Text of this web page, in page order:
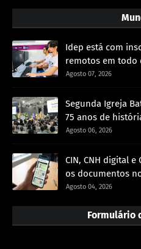
Idep está com
remotos em todo
Agosto 07, 2026
Segunda Igreja
75 anos de
Agosto 06, 2026
CIN, CNH digital
os documentos
Agosto 04, 2026
Formulário